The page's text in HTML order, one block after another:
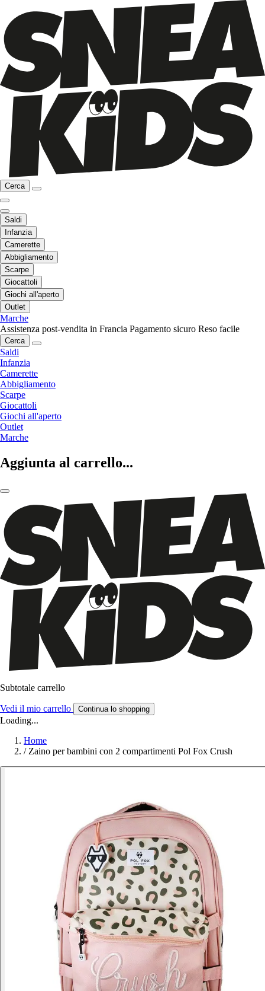
Cerca
Saldi
Infanzia
Camerette
Abbigliamento
Scarpe
Giocattoli
Giochi all'aperto
Outlet
Marche
Assistenza post-vendita in Francia Pagamento sicuro Reso facile
Cerca
Saldi
Infanzia
Camerette
Abbigliamento
Scarpe
Giocattoli
Giochi all'aperto
Outlet
Marche
Aggiunta al carrello...
Subtotale carrello
Vedi il mio carrello Continua lo shopping
Loading...
Home
/ Zaino per bambini con 2 compartimenti Pol Fox Crush